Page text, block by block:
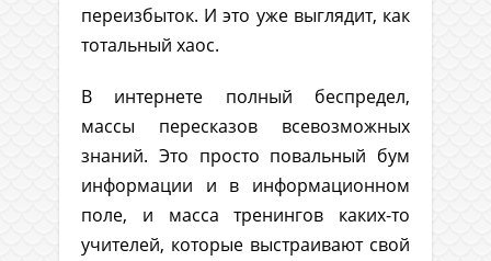
переизбыток. И это уже выглядит, как
тотальный хаос.
В интернете полный беспредел,
массы пересказов всевозможных
знаний. Это просто повальный бум
информации и в информационном
поле, и масса тренингов каких-то
учителей, которые выстраивают свой